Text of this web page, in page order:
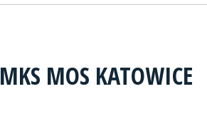
MKS MOS KATOWICE